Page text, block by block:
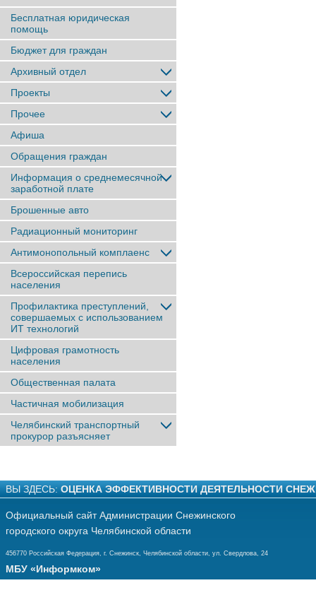
Бесплатная юридическая
помощь
Бюджет для граждан
Архивный отдел
Проекты
Прочее
Афиша
Обращения граждан
Информация о среднемесячной
заработной плате
Брошенные авто
Радиационный мониторинг
Антимонопольный комплаенс
Всероссийская перепись
населения
Профилактика преступлений,
совершаемых с использованием
ИТ технологий
Цифровая грамотность
населения
Общественная палата
Частичная мобилизация
Челябинский транспортный
прокурор разъясняет
ВЫ ЗДЕСЬ: ОЦЕНКА ЭФФЕКТИВНОСТИ ДЕЯТЕЛЬНОСТИ
Официальный сайт Администрации Снежинского
городского округа Челябинской области
456770 Российская Федерация, г. Снежинск, Челябинской области, ул. Свердлова, 24
МБУ «Информком»